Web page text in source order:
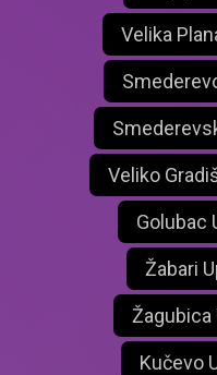
Velika
Veliko
Golubac
Žabari
Kučevo